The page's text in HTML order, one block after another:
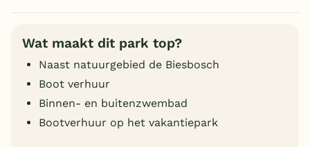
Wat maakt dit park top?
Naast natuurgebied de Biesbosch
Boot verhuur
Binnen- en buitenzwembad
Bootverhuur op het vakantiepark